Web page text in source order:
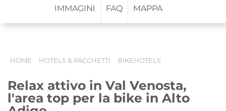
IMMAGINI FAQ MAPPA
HOME HOTELS & PACCHETTI BIKEHOTELS
Relax attivo in Val Venosta,
l'area top per la bike in Alto